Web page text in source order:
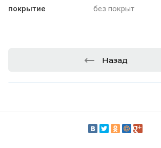
покрытие без покрыт
Назад